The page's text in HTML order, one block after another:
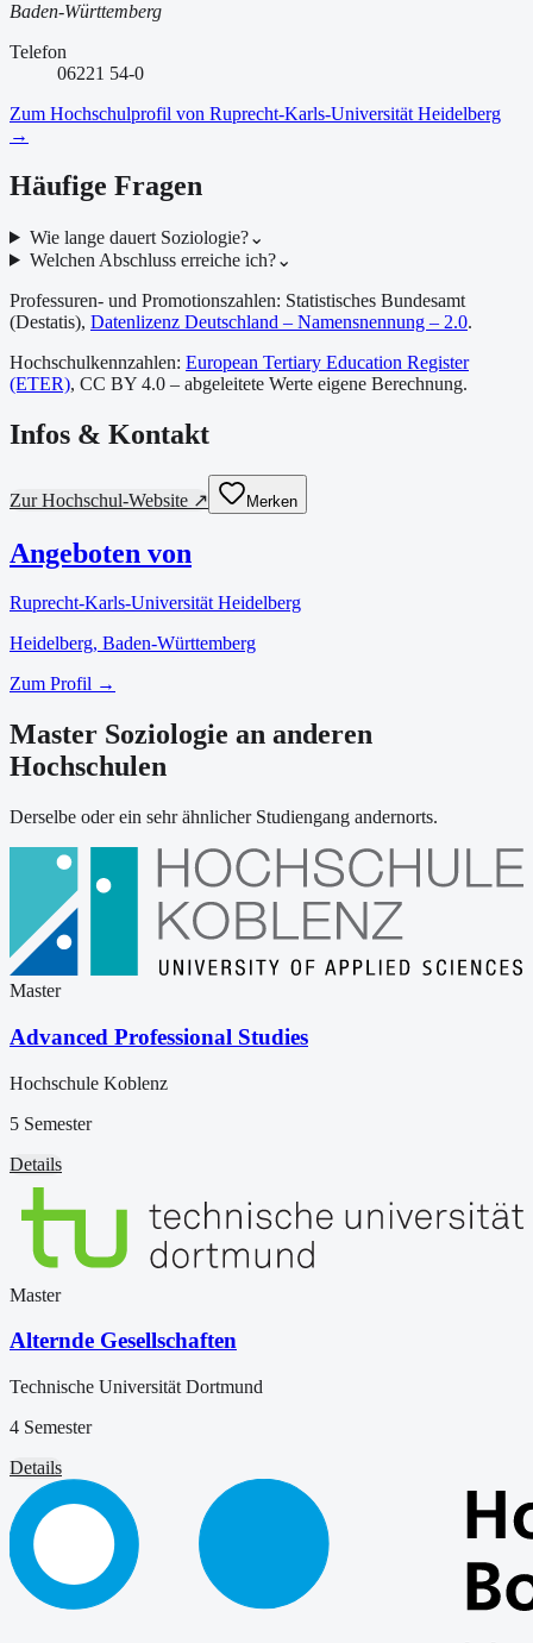
Baden-Württemberg
Telefon
06221 54-0
Zum Hochschulprofil von Ruprecht-Karls-Universität Heidelberg
→
Häufige Fragen
Wie lange dauert Soziologie?⌄
Welchen Abschluss erreiche ich?⌄
Professuren- und Promotionszahlen: Statistisches Bundesamt
(Destatis), Datenlizenz Deutschland – Namensnennung – 2.0.
Hochschulkennzahlen: European Tertiary Education Register
(ETER), CC BY 4.0 – abgeleitete Werte eigene Berechnung.
Infos & Kontakt
Zur Hochschul-Website ↗ Merken
Angeboten von
Ruprecht-Karls-Universität Heidelberg
Heidelberg, Baden-Württemberg
Zum Profil →
Master Soziologie an anderen
Hochschulen
Derselbe oder ein sehr ähnlicher Studiengang andernorts.
Master
Advanced Professional Studies
Hochschule Koblenz
5 Semester
Details
Master
Alternde Gesellschaften
Technische Universität Dortmund
4 Semester
Details